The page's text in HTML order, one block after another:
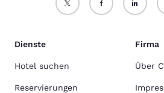
Dienste
Hotel suchen
Reservierungen
Firma
Über